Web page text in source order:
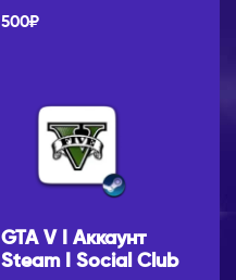
500₽
GTA V I Аккаунт
Steam I Social Club